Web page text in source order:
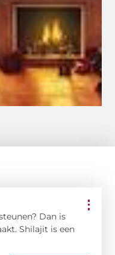
Dan is
Shilajit is een